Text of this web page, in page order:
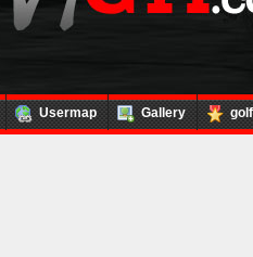
Usermap Gallery